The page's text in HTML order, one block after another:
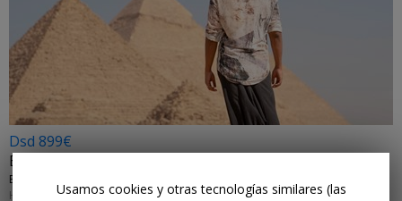
Dsd 899€
Egipto: pirámides y crucero Nilo en 8 días
EXOTICCA • PIRÁMIDES, NILO Y HURGHADA
HASTA MARZO 2026
Usamos cookies y otras tecnologías similares (las